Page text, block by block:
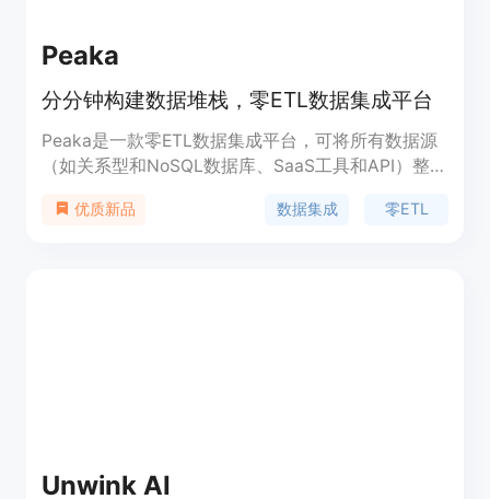
Peaka
分分钟构建数据堆栈，零ETL数据集成平台
Peaka是一款零ETL数据集成平台，可将所有数据源
（如关系型和NoSQL数据库、SaaS工具和API）整合
包括联邦查询、实时流数据ingestion、即时数据复
优质新品 数据集成 零ETL
Unwink AI